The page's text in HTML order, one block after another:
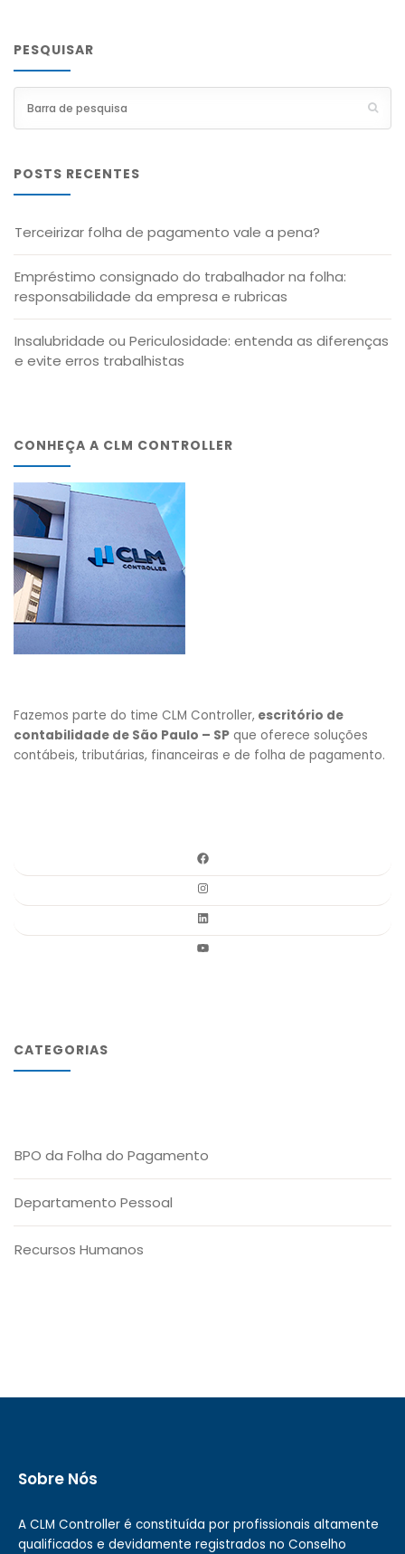
PESQUISAR
POSTS RECENTES
Terceirizar folha de pagamento vale a pena?
Empréstimo consignado do trabalhador na folha:
responsabilidade da empresa e rubricas
Insalubridade ou Periculosidade: entenda as diferenças
e evite erros trabalhistas
CONHEÇA A CLM CONTROLLER
Fazemos parte do time CLM Controller, escritório de
contabilidade de São Paulo – SP que oferece soluções
contábeis, tributárias, financeiras e de folha de pagamento.
CATEGORIAS
BPO da Folha do Pagamento
Departamento Pessoal
Recursos Humanos
Sobre Nós
A CLM Controller é constituída por profissionais altamente
qualificados e devidamente registrados no Conselho